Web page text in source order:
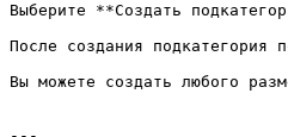
Выберите **Создать
После создания подкатегория
Вы можете создать любого